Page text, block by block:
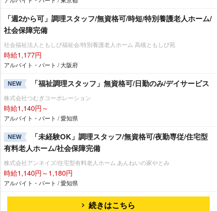
「週2から可」調理スタッフ/無資格可/時短/特別養護老人ホーム/
社会保障完備
社会福祉法人ともしび福祉会/特別養護老人ホーム 高槻ともしび苑
時給1,177円
アルバイト・パート / 大阪府
NEW 「福祉調理スタッフ」無資格可/日勤のみ/デイサービス
株式会社つむぎコーポレーション
時給1,140円～
アルバイト・パート / 愛知県
NEW
「未経験OK」調理スタッフ/無資格可/夜勤専従/住宅型
有料老人ホーム/社会保障完備
株式会社アンネイズ/住宅型有料老人ホーム あんねいの家やとみ
時給1,140円～1,180円
アルバイト・パート / 愛知県
続きはこちら